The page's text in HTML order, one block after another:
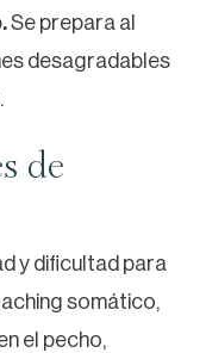
Se prepara al
desagradables
de
y dificultad para
somático,
el pecho,